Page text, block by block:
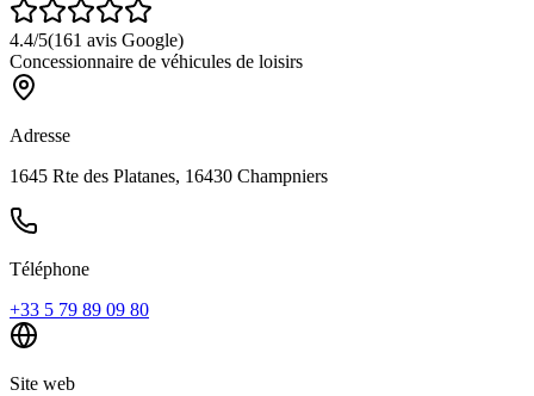
4.4/5(161 avis Google)
Concessionnaire de véhicules de loisirs
Adresse
1645 Rte des Platanes, 16430 Champniers
Téléphone
+33 5 79 89 09 80
Site web